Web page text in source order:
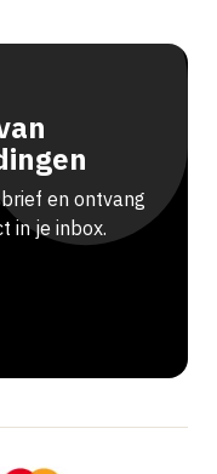
en ontvang
in je inbox.